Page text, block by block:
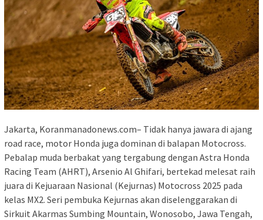
Jakarta, Koranmanadonews.com– Tidak hanya jawara di ajang
road race, motor Honda juga dominan di balapan Motocross.
Pebalap muda berbakat yang tergabung dengan Astra Honda
Racing Team (AHRT), Arsenio Al Ghifari, bertekad melesat raih
juara di Kejuaraan Nasional (Kejurnas) Motocross 2025 pada
kelas MX2. Seri pembuka Kejurnas akan diselenggarakan di
Sirkuit Akarmas Sumbing Mountain, Wonosobo, Jawa Tengah,